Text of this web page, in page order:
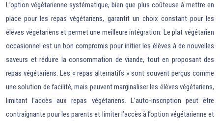
L’option végétarienne systématique, bien que plus coûteuse à mettre en
place pour les repas végétariens, garantit un choix constant pour les
élèves végétariens et permet une meilleure intégration. Le plat végétarien
occasionnel est un bon compromis pour initier les élèves à de nouvelles
saveurs et réduire la consommation de viande, tout en proposant des
repas végétariens. Les « repas alternatifs » sont souvent perçus comme
une solution de facilité, mais peuvent marginaliser les élèves végétariens,
limitant l’accès aux repas végétariens. L’auto-inscription peut être
contraignante pour les parents et limiter l’accès à l’option végétarienne et